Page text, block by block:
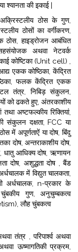
श्यानता की इकाई |
ठोस के गुण,
ठोसों का वर्गीकरण,
ठोस, हाइड्रोजन आबंधित
अथवा नेटवर्क
कोष्टिका (Unit cell) ,
एकक कोष्ठिका, केंद्रित
फलक केंद्रित एकक
तंत्र, निबिड़ संकुलन,
को ढकते हुए, अंतरकाशीय
तथा अष्टफल्कीय रिक्तियां,
संकुलन दक्षता, FCC या
में अपूर्णताऐं या दोष, बिंदु
दोष, अन्तराकाशीय दोष,
धातु आधिक्य दोष, ऋणायन
दोष, अशुद्धता दोष , बैंड
में विद्युत चालकता,
अर्धचालक, n-प्रकार के
गुण, अनुचुम्बकत्व
लौह चुंबकत्व
तंत्र , परिपार्श्व अथवा
ऊष्मागतिकी प्रक्रम,